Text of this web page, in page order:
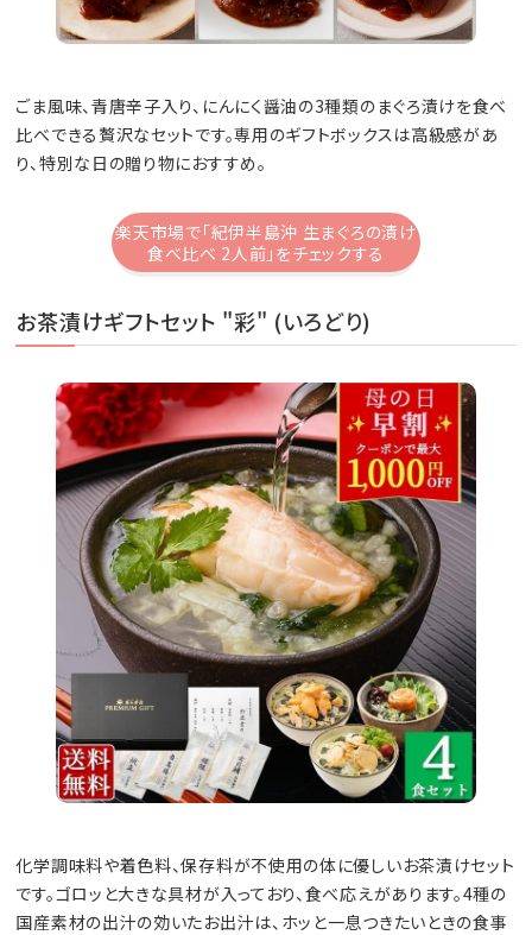
ごま風味、青唐辛子入り、にんにく醤油の3種類のまぐろ漬けを食べ
比べできる贅沢なセットです。専用のギフトボックスは高級感があ
り、特別な日の贈り物におすすめ。
楽天市場で「紀伊半島沖 生まぐろの漬け
食べ比べ 2人前」をチェックする
お茶漬けギフトセット "彩" (いろどり)
化学調味料や着色料、保存料が不使用の体に優しいお茶漬けセット
です。ゴロッと大きな具材が入っており、食べ応えがあります。4種の
国産素材の出汁の効いたお出汁は、ホッと一息つきたいときの食事